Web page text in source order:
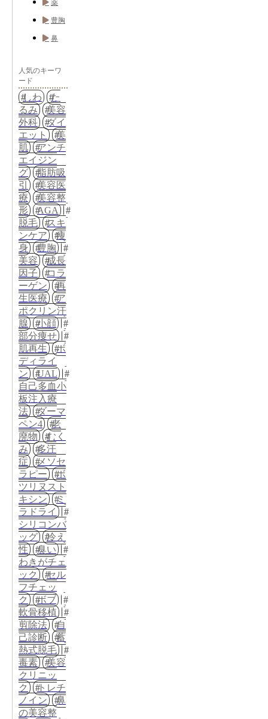
薬
豊胸
鼻
人気のキーワ
ード
しわ
た
るみ
美容
外科
ダイ
エット
美
肌
アンチ
エイジン
グ
脂肪吸
引
美容医
療
美容整
形
AGA
脱毛
スキ
ンケア
痩
身
豊胸
美容
成長
因子
コラ
ーゲン
再
生医療
ア
ポクリン汗
腺
小顔
部分痩せ
肌再生
ボ
ディライ
ン
UAL
自己多血小
板注入療
法
ダーマ
ペン4
老
廃物
むく
み
多汗
症
メソセ
ラピー
ボ
ツリヌスト
キシン
ミ
ラドライ
シリコンバ
ッグ
冷え
性
臭い
わきがチェ
ック
セル
フチェッ
ク
ボブ
軟骨移植
剪除法
自
己診断
蓄
熱式脱毛
毒素
美容
クリニッ
ク
トレチ
ノイン
鼻
の美容整